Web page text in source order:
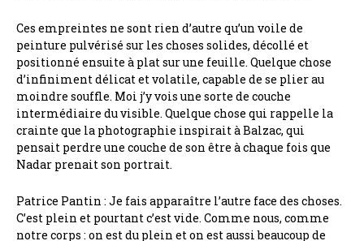
Ces empreintes ne sont rien d’autre qu’un voile de
peinture pulvérisé sur les choses solides, décollé et
positionné ensuite à plat sur une feuille. Quelque chose
d’infiniment délicat et volatile, capable de se plier au
moindre souffle. Moi j’y vois une sorte de couche
intermédiaire du visible. Quelque chose qui rappelle la
crainte que la photographie inspirait à Balzac, qui
pensait perdre une couche de son être à chaque fois que
Nadar prenait son portrait.
Patrice Pantin : Je fais apparaître l’autre face des choses.
C’est plein et pourtant c’est vide. Comme nous, comme
notre corps : on est du plein et on est aussi beaucoup de